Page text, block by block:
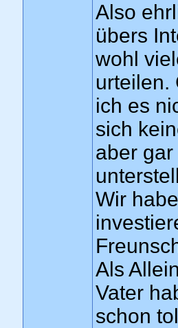
Also
übers
wohl
urteilen.
ich es
sich
aber
Wir
Als
Vater
schon